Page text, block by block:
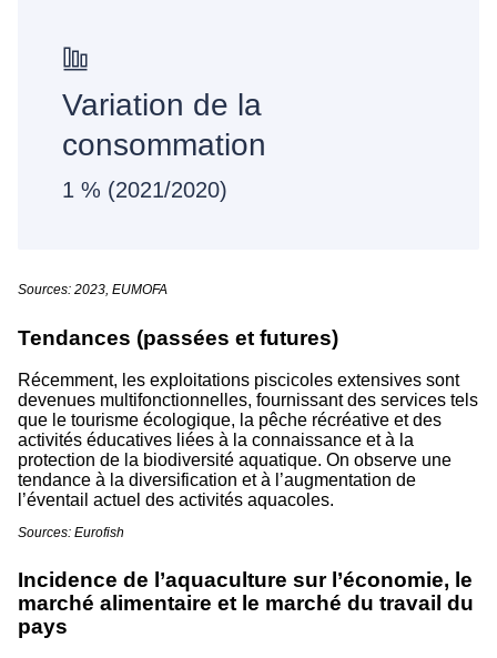
Variation de la
consommation
1 % (2021/2020)
Sources: 2023, EUMOFA
Tendances (passées et futures)
Récemment, les exploitations piscicoles extensives sont
devenues multifonctionnelles, fournissant des services tels
que le tourisme écologique, la pêche récréative et des
activités éducatives liées à la connaissance et à la
protection de la biodiversité aquatique. On observe une
tendance à la diversification et à l’augmentation de
l’éventail actuel des activités aquacoles.
Sources: Eurofish
Incidence de l’aquaculture sur l’économie, le
marché alimentaire et le marché du travail du
pays